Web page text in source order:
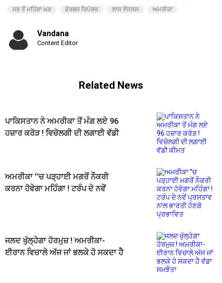
ਸਭ ਤੋਂ ਮਹਿੰਗਾ ਘਰ
ਫੋਰਬਸ ਰਿਪੋਰਚ ਲਾਸ ਏਂਜਲਸ ਅਮਰੀਕਾ
Vandana
Content Editor
Related News
ਪਾਕਿਸਤਾਨ ਨੇ ਅਮਰੀਕਾ ਤੋਂ ਮੰਗ ਲਏ 96
ਹਜ਼ਾਰ ਕਰੋੜ ! ਵਿਚੋਲਗੀ ਦੀ ਲਗਾਈ ਵੱਡੀ
ਅਮਰੀਕਾ ''ਚ ਪੜ੍ਹਾਈ ਮਗਰੋਂ ਨੌਕਰੀ
ਕਰਨਾ ਹੋਵੇਗਾ ਮਹਿੰਗਾ ! ਟਰੰਪ ਦੇ ਨਵੇਂ
ਜਲਦ ਖੁੱਲ੍ਹੇਗਾ ਹੋਰਮੁਜ਼ ! ਅਮਰੀਕਾ-
ਈਰਾਨ ਵਿਚਾਲੇ ਅੱਜ ਜਾਂ ਭਲਕੇ ਹੋ ਸਕਦਾ ਹੈ